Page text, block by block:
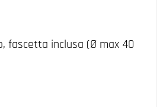
fascetta inclusa (Ø max 40